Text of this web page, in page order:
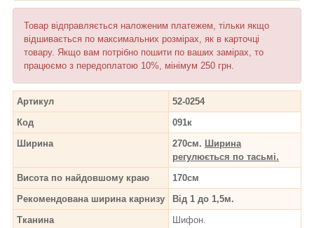
Товар відправляється наложеним платежем, тільки якщо
відшивається по максимальних розмірах, як в карточці
товару. Якщо вам потрібно пошити по ваших замірах, то
працюємо з передоплатою 10%, мінімум 250 грн.
Артикул
52-0254
Код
091к
Ширина
270см. Ширина
регулюється по тасьмі.
Висота по найдовшому краю
170см
Рекомендована ширина карнизу
Від 1 до 1,5м.
Тканина
Шифон.